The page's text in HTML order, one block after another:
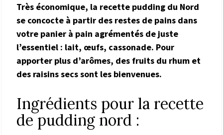
Très économique, la recette pudding du Nord
se concocte à partir des restes de pains dans
votre panier à pain agrémentés de juste
l’essentiel : lait, œufs, cassonade. Pour
apporter plus d’arômes, des fruits du rhum et
des raisins secs sont les bienvenues.
Ingrédients pour la recette
de pudding nord :